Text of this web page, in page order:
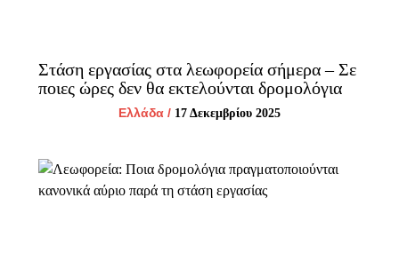
Στάση εργασίας στα λεωφορεία σήμερα – Σε
ποιες ώρες δεν θα εκτελούνται δρομολόγια
Ελλάδα / 17 Δεκεμβρίου 2025